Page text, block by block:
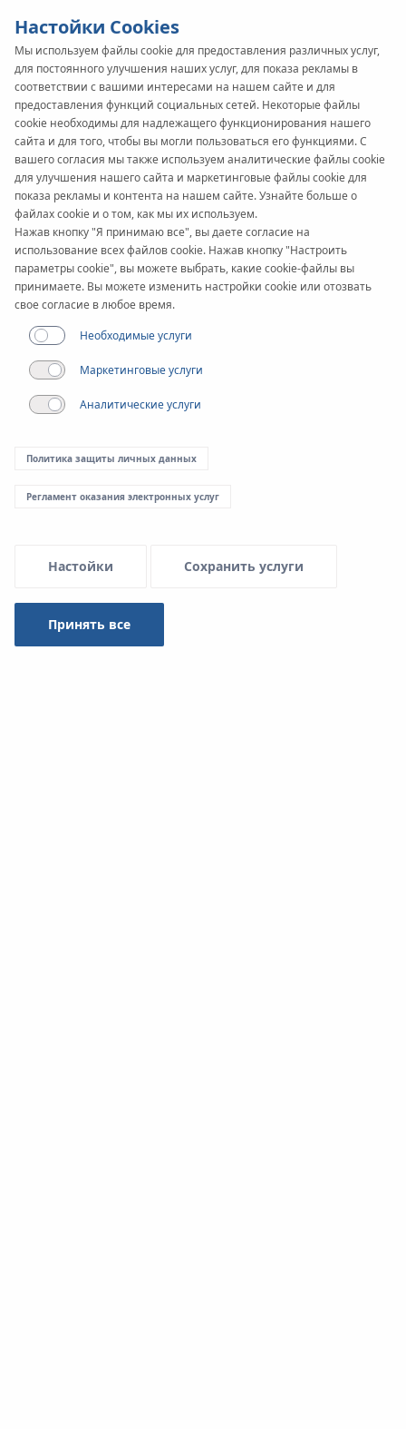
Настойки Cookies
Мы используем файлы cookie для предоставления различных услуг,
для постоянного улучшения наших услуг, для показа рекламы в
соответствии с вашими интересами на нашем сайте и для
предоставления функций социальных сетей. Некоторые файлы
cookie необходимы для надлежащего функционирования нашего
сайта и для того, чтобы вы могли пользоваться его функциями. С
вашего согласия мы также используем аналитические файлы cookie
для улучшения нашего сайта и маркетинговые файлы cookie для
показа рекламы и контента на нашем сайте. Узнайте больше о
файлах cookie и о том, как мы их используем.
Нажав кнопку "Я принимаю все", вы даете согласие на
использование всех файлов cookie. Нажав кнопку "Настроить
параметры cookie", вы можете выбрать, какие cookie-файлы вы
принимаете. Вы можете изменить настройки cookie или отозвать
свое согласие в любое время.
Необходимые услуги
Маркетинговые услуги
Аналитические услуги
Политика защиты личных данных
Регламент оказания электронных услуг
Настойки Сохранить услуги
Принять все